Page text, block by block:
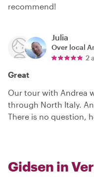
recommend!
Julia
Over local
2
Great
Our tour with Andrea
through North Italy.
There is no question,
Gidsen in